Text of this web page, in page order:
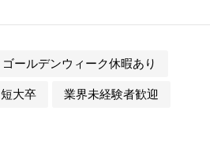
ゴールデンウィーク休暇あり
短大卒 業界未経験者歓迎